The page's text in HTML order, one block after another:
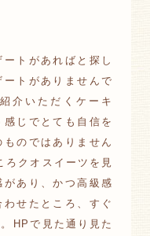
トがあればと探し
トがありませんで
介いただくケーキ
じでとても自信を
のではありません
クオスイーツを見
あり、かつ高級感
せたところ、すぐ
HPで見た通り見た